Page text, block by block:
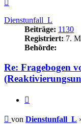
Dienstunfall_L
Beiträge: 1130
Registriert: 7.
Behörde:
Re: Fragebogen
Beitrag
von Dienstunfall_L